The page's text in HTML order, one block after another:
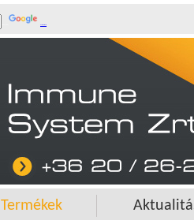
Translate
Termékek